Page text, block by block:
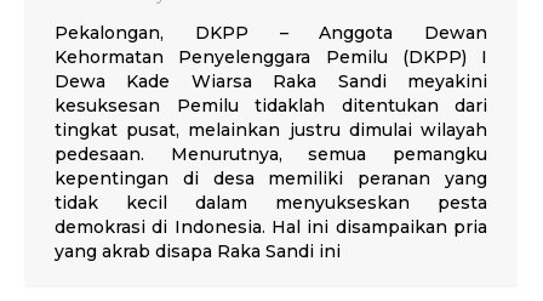
Pekalongan, DKPP – Anggota Dewan
Kehormatan Penyelenggara Pemilu (DKPP) I
Dewa Kade Wiarsa Raka Sandi meyakini
kesuksesan Pemilu tidaklah ditentukan dari
tingkat pusat, melainkan justru dimulai wilayah
pedesaan. Menurutnya, semua pemangku
kepentingan di desa memiliki peranan yang
tidak kecil dalam menyukseskan pesta
demokrasi di Indonesia. Hal ini disampaikan pria
yang akrab disapa Raka Sandi ini